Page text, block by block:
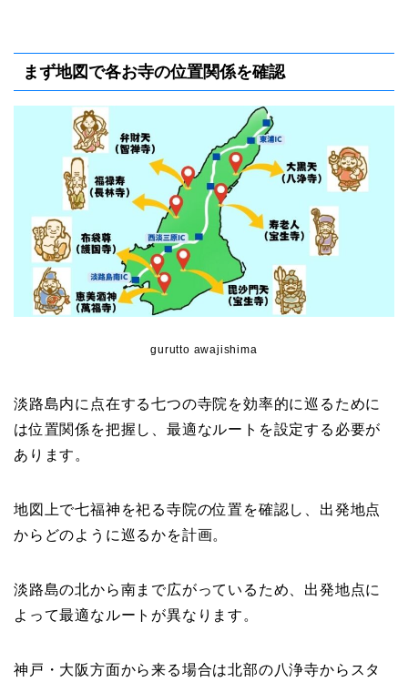
まず地図で各お寺の位置関係を確認
gurutto awajishima
淡路島内に点在する七つの寺院を効率的に巡るために
は位置関係を把握し、最適なルートを設定する必要が
あります。
地図上で七福神を祀る寺院の位置を確認し、出発地点
からどのように巡るかを計画。
淡路島の北から南まで広がっているため、出発地点に
よって最適なルートが異なります。
神戸・大阪方面から来る場合は北部の八浄寺からスタ